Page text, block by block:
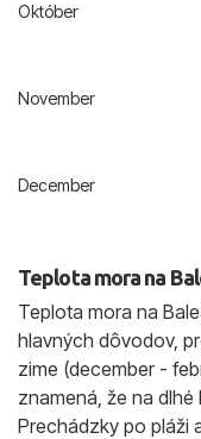
Október
November
December
Teplota mora na
Teplota mora na
hlavných dôvodov,
zime (december -
znamená, že na dlhé
Prechádzky po pláži